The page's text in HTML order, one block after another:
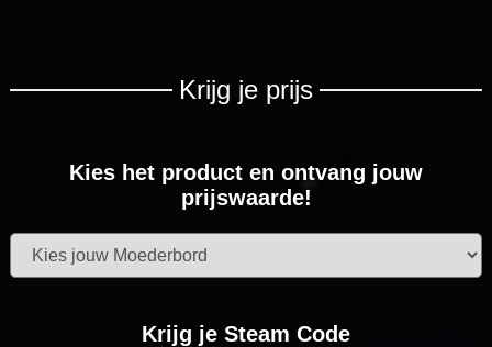
Krijg je prijs
Kies het product en ontvang jouw
prijswaarde!
Krijg je Steam Code
Kies het product en ontvang jouw
Kies het product en ontvang jouw
Kies het product en ontvang jouw
Kies het product en ontvang jouw